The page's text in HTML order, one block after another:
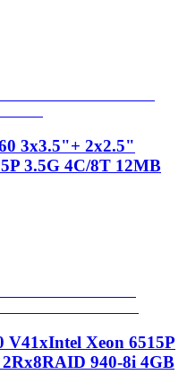
3x3.5"+ 2x2.5"
3.5G 4C/8T 12MB
V41xIntel Xeon 6515P
940-8i 4GB